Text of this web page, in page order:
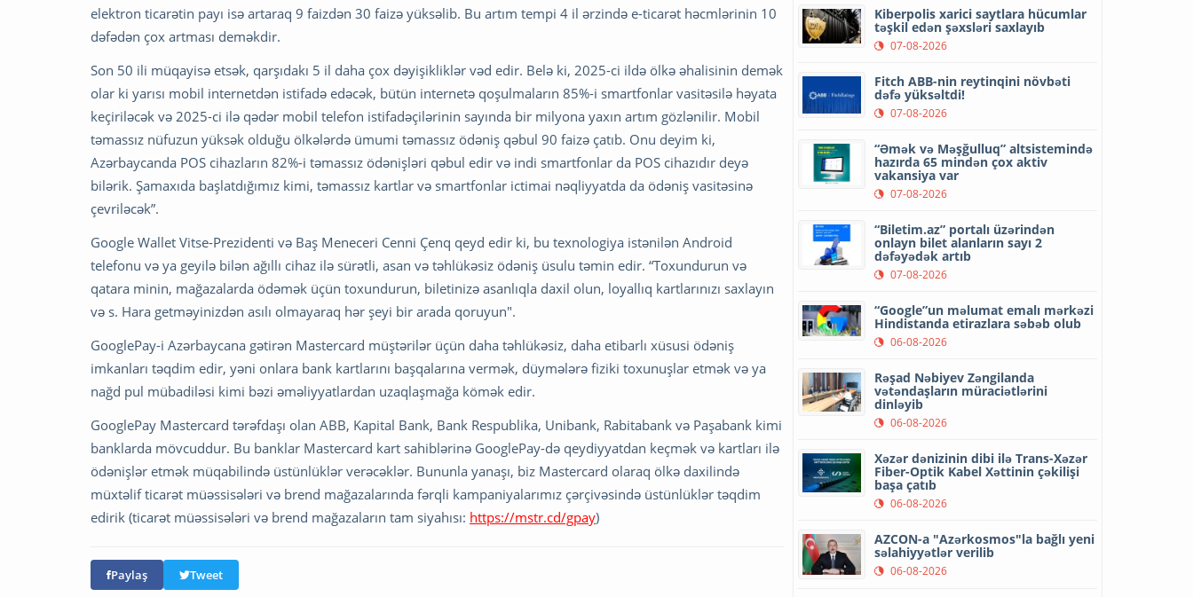
elektron ticarətin payı isə artaraq 9 faizdən 30 faizə yüksəlib. Bu artım tempi 4 il ərzində e-ticarət həcmlərinin 10
dəfədən çox artması deməkdir.
Son 50 ili müqayisə etsək, qarşıdakı 5 il daha çox dəyişikliklər vəd edir. Belə ki, 2025-ci ildə ölkə əhalisinin demək
olar ki yarısı mobil internetdən istifadə edəcək, bütün internetə qoşulmaların 85%-i smartfonlar vasitəsilə həyata
keçiriləcək və 2025-ci ilə qədər mobil telefon istifadəçilərinin sayında bir milyona yaxın artım gözlənilir. Mobil
təmassız nüfuzun yüksək olduğu ölkələrdə ümumi təmassız ödəniş qəbul 90 faizə çatıb. Onu deyim ki,
Azərbaycanda POS cihazların 82%-i təmassız ödənişləri qəbul edir və indi smartfonlar da POS cihazıdır deyə
bilərik. Şamaxıda başlatdığımız kimi, təmassız kartlar və smartfonlar ictimai nəqliyyatda da ödəniş vasitəsinə
çevriləcək”.
Google Wallet Vitse-Prezidenti və Baş Meneceri Cenni Çenq qeyd edir ki, bu texnologiya istənilən Android
telefonu və ya geyilə bilən ağıllı cihaz ilə sürətli, asan və təhlükəsiz ödəniş üsulu təmin edir. “Toxundurun və
qatara minin, mağazalarda ödəmək üçün toxundurun, biletinizə asanlıqla daxil olun, loyallıq kartlarınızı saxlayın
və s. Hara getməyinizdən asılı olmayaraq hər şeyi bir arada qoruyun".
GooglePay-i Azərbaycana gətirən Mastercard müştərilər üçün daha təhlükəsiz, daha etibarlı xüsusi ödəniş
imkanları təqdim edir, yəni onlara bank kartlarını başqalarına vermək, düymələrə fiziki toxunuşlar etmək və ya
nağd pul mübadiləsi kimi bəzi əməliyyatlardan uzaqlaşmağa kömək edir.
GooglePay Mastercard tərəfdaşı olan ABB, Kapital Bank, Bank Respublika, Unibank, Rabitabank və Paşabank kimi
banklarda mövcuddur. Bu banklar Mastercard kart sahiblərinə GooglePay-də qeydiyyatdan keçmək və kartları ilə
ödənişlər etmək müqabilində üstünlüklər verəcəklər. Bununla yanaşı, biz Mastercard olaraq ölkə daxilində
müxtəlif ticarət müəssisələri və brend mağazalarında fərqli kampaniyalarımız çərçivəsində üstünlüklər təqdim
edirik (ticarət müəssisələri və brend mağazaların tam siyahısı: https://mstr.cd/gpay)
Paylaş Tweet
Kiberpolis xarici saytlara hücumlar
təşkil edən şəxsləri saxlayıb
07-08-2026
Fitch ABB-nin reytinqini növbəti
dəfə yüksəltdi!
07-08-2026
“Əmək və Məşğulluq” altsistemində
hazırda 65 mindən çox aktiv
vakansiya var
07-08-2026
“Biletim.az” portalı üzərindən
onlayn bilet alanların sayı 2
dəfəyədək artıb
07-08-2026
“Google”un məlumat emalı mərkəzi
Hindistanda etirazlara səbəb olub
06-08-2026
Rəşad Nəbiyev Zəngilanda
vətəndaşların müraciətlərini
dinləyib
06-08-2026
Xəzər dənizinin dibi ilə Trans-Xəzər
Fiber-Optik Kabel Xəttinin çəkilişi
başa çatıb
06-08-2026
AZCON-a "Azərkosmos"la bağlı yeni
səlahiyyətlər verilib
06-08-2026